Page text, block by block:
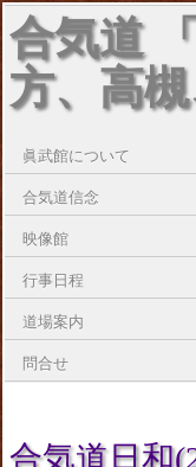
合気道
方、高
眞武館について
合気道信念
映像館
行事日程
道場案内
問合せ
合気道日和